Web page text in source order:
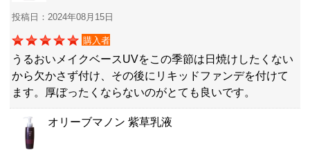
投稿日：2024年08月15日
購入者
うるおいメイクベースUVをこの季節は日焼けしたくない
から欠かさず付け、その後にリキッドファンデを付けて
ます。厚ぼったくならないのがとても良いです。
オリーブマノン 紫草乳液